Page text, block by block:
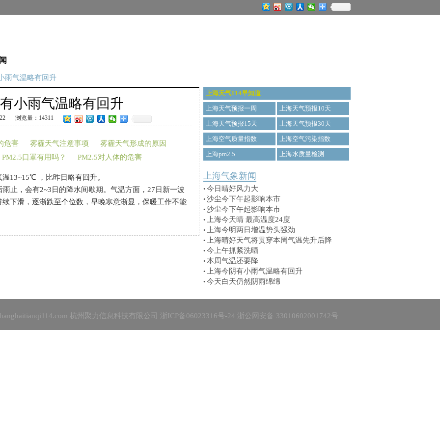
雨气温略有回升
有小雨气温略有回升
浏览量：14311
危害 雾霾天气注意事项
雾霾天气形成的原因
PM2.5口罩有用吗？ PM2.5对人体的危害
13~15℃ ，比昨日略有回升。
，会有2~3日的降水间歇期。气温方面，27日新一波
下滑，逐渐跌至个位数，早晚寒意渐显，保暖工作不能
上海天气114早知道
上海天气预报一周 上海天气预报10天
上海天气预报15天 上海天气预报30天
上海空气质量指数 上海空气污染指数
上海pm2.5 上海水质量检测
上海气象新闻
• 今日晴好风力大
• 沙尘今下午起影响本市
• 沙尘今下午起影响本市
• 上海今天晴 最高温度24度
• 上海今明两日增温势头强劲
• 上海晴好天气将贯穿本周气温先升后降
• 今上午抓紧洗晒
• 本周气温还要降
• 上海今阴有小雨气温略有回升
• 今天白天仍然阴雨绵绵
杭州聚力信息科技有限公司 浙ICP备06023316号-24 浙公网安备 33010602001742号